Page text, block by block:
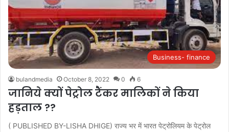
Business- finance
bulandmedia October 8, 2022 0 6
जानिये क्यों पेट्रोल टैंकर मालिकों ने किया
हड़ताल ??
( PUBLISHED BY-LISHA DHIGE) राज्य भर में भारत पेट्रोलियम के पेट्रोल